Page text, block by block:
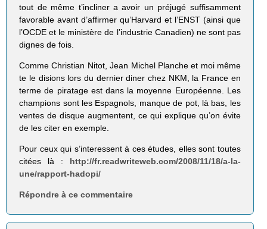
tout de même t’incliner a avoir un préjugé suffisamment
favorable avant d’affirmer qu’Harvard et l’ENST (ainsi que
l’OCDE et le ministère de l’industrie Canadien) ne sont pas
dignes de fois.
Comme Christian Nitot, Jean Michel Planche et moi même
te le disions lors du dernier diner chez NKM, la France en
terme de piratage est dans la moyenne Européenne. Les
champions sont les Espagnols, manque de pot, là bas, les
ventes de disque augmentent, ce qui explique qu’on évite
de les citer en exemple.
Pour ceux qui s’interessent à ces études, elles sont toutes
citées là : http://fr.readwriteweb.com/2008/11/18/a-la-
une/rapport-hadopi/
Répondre à ce commentaire